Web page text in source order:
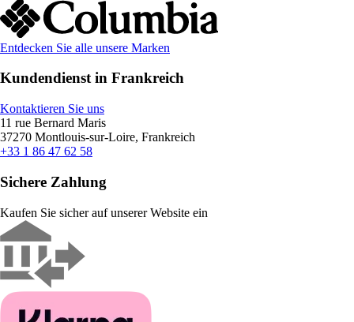
Entdecken Sie alle unsere Marken
Kundendienst in Frankreich
Kontaktieren Sie uns
11 rue Bernard Maris
37270 Montlouis-sur-Loire, Frankreich
+33 1 86 47 62 58
Sichere Zahlung
Kaufen Sie sicher auf unserer Website ein